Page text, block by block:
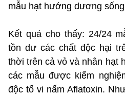
mẫu hạt hướng dương
Kết quả cho thấy: 24/24
tồn dư các chất độc hại
thời trên cả vỏ và nhân hạt
các mẫu được kiểm
độc tố vi nấm Aflatoxin.